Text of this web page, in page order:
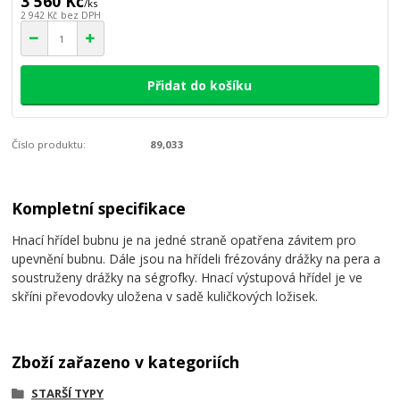
/ks
2 942 Kč bez DPH
Přidat do košíku
Číslo produktu: 89,033
Kompletní specifikace
Hnací hřídel bubnu je na jedné straně opatřena závitem pro
upevnění bubnu. Dále jsou na hřídeli frézovány drážky na pera a
soustruženy drážky na ségrofky. Hnací výstupová hřídel je ve
skříni převodovky uložena v sadě kuličkových ložisek.
Zboží zařazeno v kategoriích
STARŠÍ TYPY